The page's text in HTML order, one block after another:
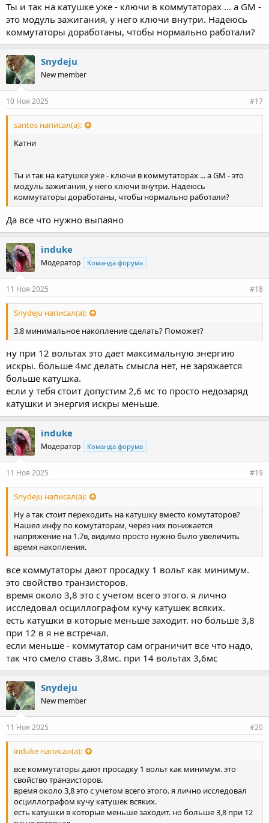
Ты и так на катушке уже - ключи в коммутаторах ... а GM -
это модуль зажигания, у него ключи внутри. Надеюсь
коммутаторы доработаны, чтобы нормально работали?
Snydeju
New member
10 Ноя 2025 #17
santos написал(а):
Катни
Ты и так на катушке уже - ключи в коммутаторах ... а GM - это
модуль зажигания, у него ключи внутри. Надеюсь
коммутаторы доработаны, чтобы нормально работали?
Да все что нужно выпаяно
induke
Модератор Команда форума
11 Ноя 2025 #18
Snydeju написал(а):
3.8 минимальное накопление сделать? Поможет?
ну при 12 вольтах это дает максимальную энергию
искры. больше 4мс делать смысла нет, не заряжается
больше катушка.
если у тебя стоит допустим 2,6 мс то просто недозаряд
катушки и энергия искры меньше.
induke
Модератор Команда форума
11 Ноя 2025 #19
Snydeju написал(а):
Ну а так стоит переходить на катушку вместо комутаторов?
Нашел инфу по комутаторам, через них понижается
напряжение на 1.7в, видимо просто нужно было увеличить
время накопления.
все коммутаторы дают просадку 1 вольт как минимум.
это свойство транзисторов.
время около 3,8 это с учетом всего этого. я лично
исследовал осциллографом кучу катушек всяких.
есть катушки в которые меньше заходит. но больше 3,8
при 12 в я не встречал.
если меньше - коммутатор сам ограничит все что надо,
так что смело ставь 3,8мс. при 14 вольтах 3,6мс
Snydeju
New member
11 Ноя 2025 #20
induke написал(а):
все коммутаторы дают просадку 1 вольт как минимум. это
свойство транзисторов.
время около 3,8 это с учетом всего этого. я лично исследовал
осциллографом кучу катушек всяких.
есть катушки в которые меньше заходит. но больше 3,8 при 12